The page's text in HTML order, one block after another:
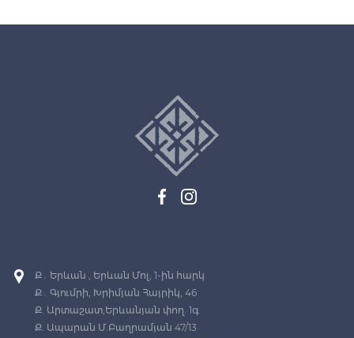
Ք․ Երևան , Երևան Մոլ, 1-ին հարկ
Ք․ Գյումրի, Խրիմյան Հայրիկ, 46
Ք. Արտաշատ,Երևանյան փող. 1գ
Ք. Ապարան Մ.Բաղրամյան 47/13